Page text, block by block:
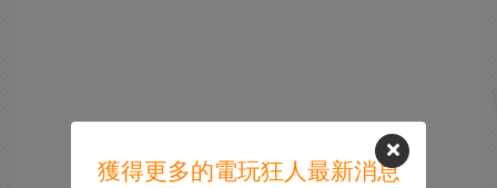
獲得更多的電玩狂人最新消息